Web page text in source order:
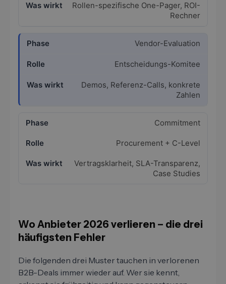
Rollen-spezifische One-Pager, ROI-
Rechner
Vendor-Evaluation
Entscheidungs-Komitee
Demos, Referenz-Calls, konkrete
Zahlen
Commitment
Procurement + C-Level
Vertragsklarheit, SLA-Transparenz,
Case Studies
Wo Anbieter 2026 verlieren – die drei
häufigsten Fehler
Die folgenden drei Muster tauchen in verlorenen
B2B-Deals immer wieder auf. Wer sie kennt,